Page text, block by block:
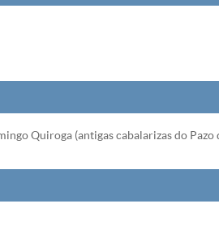
Quiroga (antigas cabalarizas do Pazo